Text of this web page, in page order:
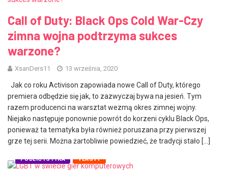
Call of Duty: Black Ops Cold War-Czy
zimna wojna podtrzyma sukces
warzone?
XsanDers11 13 września, 2020
Jak co roku Activison zapowiada nowe Call of Duty, którego
premiera odbędzie się jak, to zazwyczaj bywa na jesień. Tym
razem producenci na warsztat wezmą okres zimnej wojny.
Niejako następuje ponownie powrót do korzeni cyklu Black Ops,
ponieważ ta tematyka była również poruszana przy pierwszej
grze tej serii. Można żartobliwie powiedzieć, że tradycji stało […]
PUBLICYSTYKA TEKSTY